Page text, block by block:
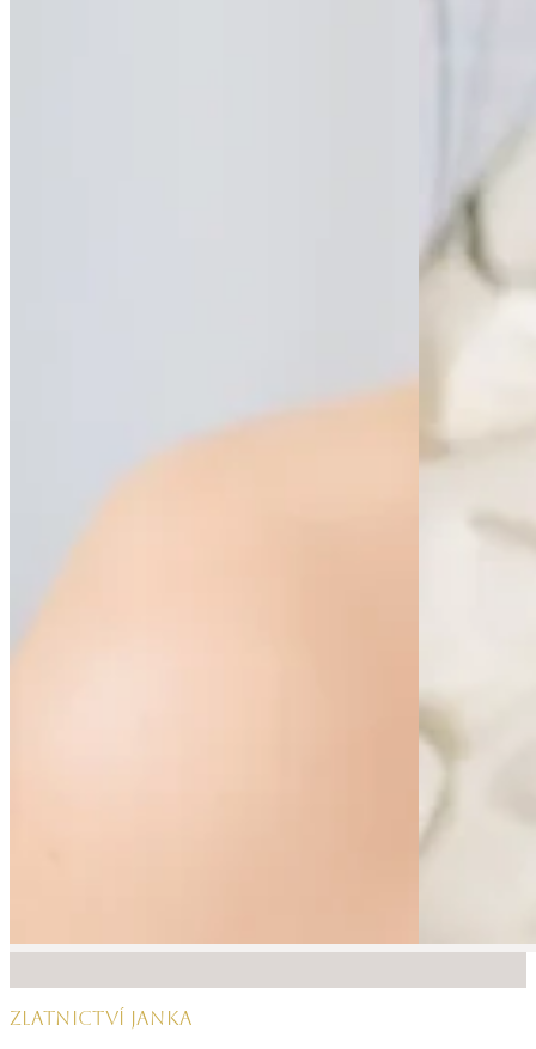
ZLATNICTVÍ JANKA